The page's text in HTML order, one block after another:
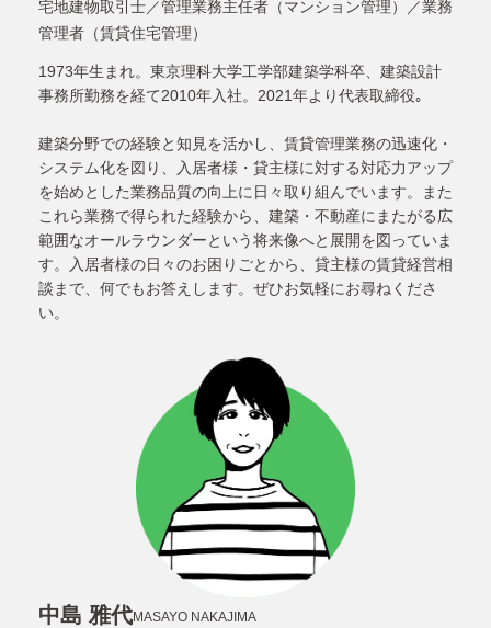
宅地建物取引士／管理業務主任者（マンション管理）／業務
管理者（賃貸住宅管理）
1973年生まれ。東京理科大学工学部建築学科卒、建築設計
事務所勤務を経て2010年入社。2021年より代表取締役｡
建築分野での経験と知見を活かし、賃貸管理業務の迅速化・
システム化を図り、入居者様・貸主様に対する対応力アップ
を始めとした業務品質の向上に日々取り組んでいます。また
これら業務で得られた経験から、建築・不動産にまたがる広
範囲なオールラウンダーという将来像へと展開を図っていま
す。入居者様の日々のお困りごとから、貸主様の賃貸経営相
談まで、何でもお答えします。ぜひお気軽にお尋ねくださ
い。
中島 雅代MASAYO NAKAJIMA